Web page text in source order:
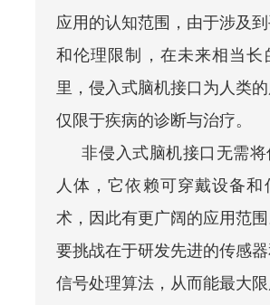
应用的认知范围，由于涉及
和伦理限制，在未来相当长
里，侵入式脑机接口为人类
仅限于疾病的诊断与治疗。
非侵入式脑机接口无需将
人体，它依赖可穿戴设备和
术，因此有更广阔的应用范
要挑战在于研发先进的传感
信号处理算法，从而能最大